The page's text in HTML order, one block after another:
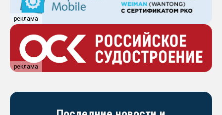
реклама
реклама